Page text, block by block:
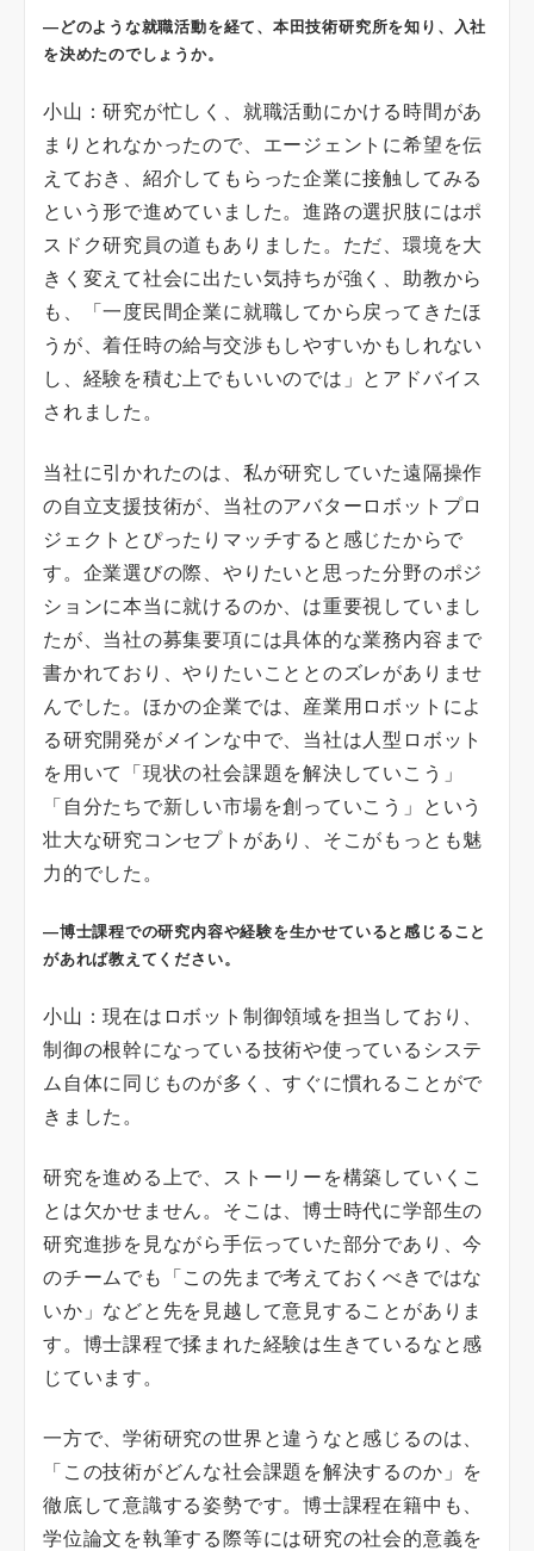
―どのような就職活動を経て、本田技術研究所を知り、入社
を決めたのでしょうか。
小山：研究が忙しく、就職活動にかける時間があ
まりとれなかったので、エージェントに希望を伝
えておき、紹介してもらった企業に接触してみる
という形で進めていました。進路の選択肢にはポ
スドク研究員の道もありました。ただ、環境を大
きく変えて社会に出たい気持ちが強く、助教から
も、「一度民間企業に就職してから戻ってきたほ
うが、着任時の給与交渉もしやすいかもしれない
し、経験を積む上でもいいのでは」とアドバイス
されました。
当社に引かれたのは、私が研究していた遠隔操作
の自立支援技術が、当社のアバターロボットプロ
ジェクトとぴったりマッチすると感じたからで
す。企業選びの際、やりたいと思った分野のポジ
ションに本当に就けるのか、は重要視していまし
たが、当社の募集要項には具体的な業務内容まで
書かれており、やりたいこととのズレがありませ
んでした。ほかの企業では、産業用ロボットによ
る研究開発がメインな中で、当社は人型ロボット
を用いて「現状の社会課題を解決していこう」
「自分たちで新しい市場を創っていこう」という
壮大な研究コンセプトがあり、そこがもっとも魅
力的でした。
―博士課程での研究内容や経験を生かせていると感じること
があれば教えてください。
小山：現在はロボット制御領域を担当しており、
制御の根幹になっている技術や使っているシステ
ム自体に同じものが多く、すぐに慣れることがで
きました。
研究を進める上で、ストーリーを構築していくこ
とは欠かせません。そこは、博士時代に学部生の
研究進捗を見ながら手伝っていた部分であり、今
のチームでも「この先まで考えておくべきではな
いか」などと先を見越して意見することがありま
す。博士課程で揉まれた経験は生きているなと感
じています。
一方で、学術研究の世界と違うなと感じるのは、
「この技術がどんな社会課題を解決するのか」を
徹底して意識する姿勢です。博士課程在籍中も、
学位論文を執筆する際等には研究の社会的意義を